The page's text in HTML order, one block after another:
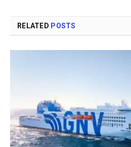
RELATED POSTS